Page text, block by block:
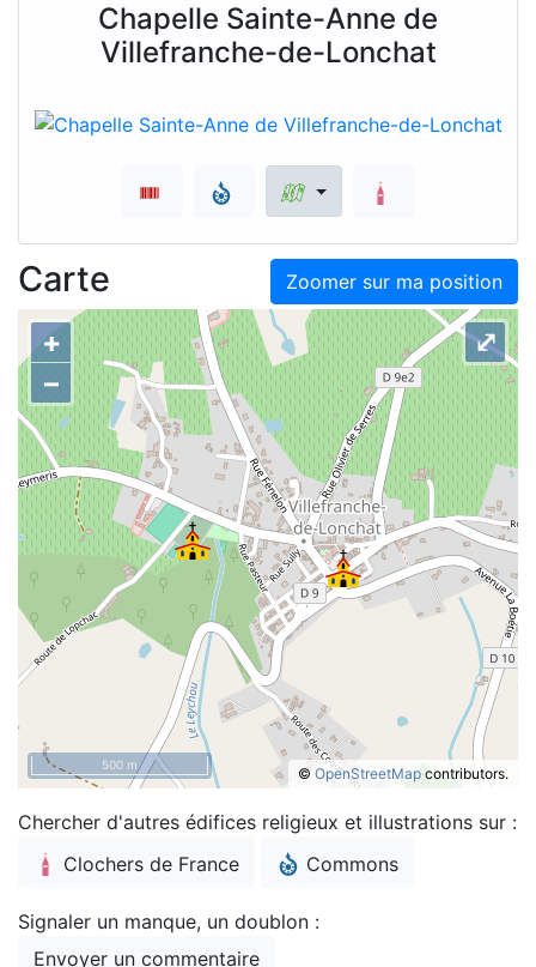
Chapelle Sainte-Anne de
Villefranche-de-Lonchat
Zoomer sur ma position
Carte
+
–
© OpenStreetMap contributors.
⤢
500 m
Chercher d'autres édifices religieux et illustrations sur :
Clochers de France
Commons
Signaler un manque, un doublon :
Envoyer un commentaire